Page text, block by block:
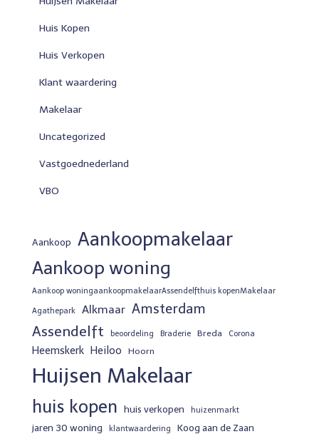
Huis Kopen
Huis Verkopen
Klant waardering
Makelaar
Uncategorized
Vastgoednederland
VBO
Aankoop Aankoopmakelaar
Aankoop woning
Aankoop woningaankoopmakelaarAssendelfthuis kopenMakelaar
Agathepark Alkmaar Amsterdam
Assendelft beoordeling Braderie Breda Corona
Heemskerk Heiloo Hoorn
Huijsen Makelaar
huis kopen huis verkopen huizenmarkt
jaren 30 woning klantwaardering Koog aan de Zaan